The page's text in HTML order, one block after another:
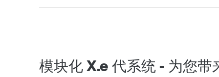
模块化 X.e 代系统 - 为您带